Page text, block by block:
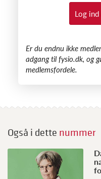
Log
​Er du endnu ikke
adgang til fysio.dk, og
medlemsfordele.
Også i dette nummer